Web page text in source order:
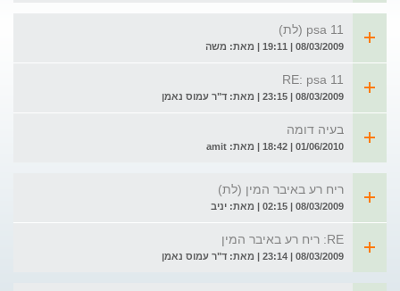
psa 11 (לת)
08/03/2009 | 19:11 | מאת: משה
RE: psa 11
08/03/2009 | 23:15 | מאת: ד"ר עמוס נאמן
בעיה דומה
01/06/2010 | 18:42 | מאת: amit
ריח רע באיבר המין (לת)
08/03/2009 | 02:15 | מאת: יניב
RE: ריח רע באיבר המין
08/03/2009 | 23:14 | מאת: ד"ר עמוס נאמן